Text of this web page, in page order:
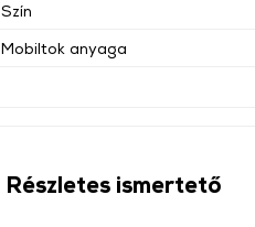
Szín
Mobiltok anyaga
Részletes ismertető